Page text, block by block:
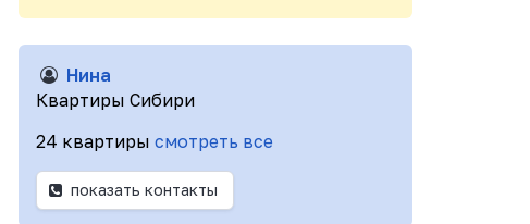
Нина
Квартиры Сибири
24 квартиры смотреть все
показать контакты